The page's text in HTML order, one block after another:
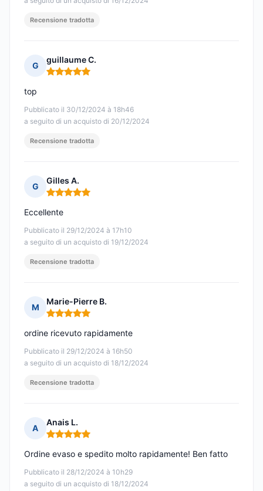
Recensione tradotta
G
guillaume C.
Nota: 5 su 5
Pubblicato il 30/12/2024 à 18h46
a seguito di un acquisto di 20/12/2024
top
Recensione tradotta
G
Gilles A.
Nota: 5 su 5
Pubblicato il 29/12/2024 à 17h10
a seguito di un acquisto di 19/12/2024
Eccellente
Recensione tradotta
M
Marie-Pierre B.
Nota: 5 su 5
Pubblicato il 29/12/2024 à 16h50
a seguito di un acquisto di 18/12/2024
ordine ricevuto rapidamente
Recensione tradotta
A
Anais L.
Nota: 5 su 5
Pubblicato il 28/12/2024 à 10h29
a seguito di un acquisto di 18/12/2024
Ordine evaso e spedito molto rapidamente! Ben fatto